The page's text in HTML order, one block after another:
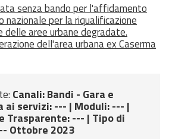
senza bando per l'affidamento
nazionale per la riqualificazione
delle aree urbane degradate.
dell'area urbana ex Caserma
Canali: Bandi - Gara e
ai servizi: --- | Moduli: --- |
Trasparente: --- | Tipo di
Ottobre 2023